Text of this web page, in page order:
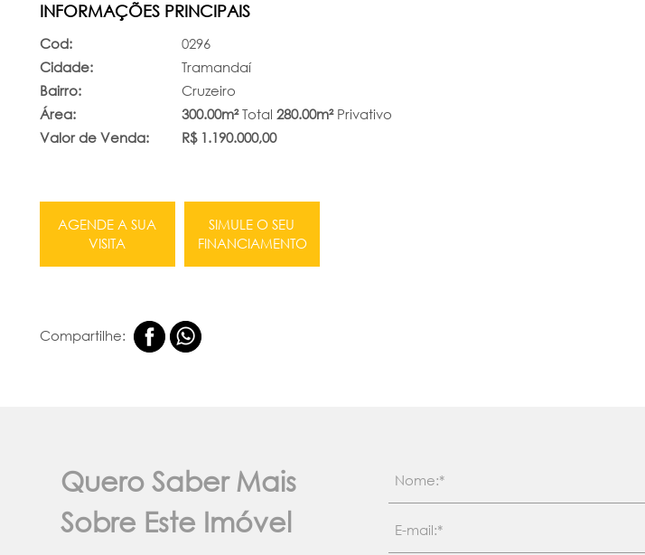
INFORMAÇÕES PRINCIPAIS
Cod:
0296
Cidade:
Tramandaí
Bairro:
Cruzeiro
Área:
300.00m²Total 280.00m²Privativo
Valor de Venda:
R$ 1.190.000,00
AGENDE A SUA
VISITA
SIMULE O SEU
FINANCIAMENTO
Compartilhe:
Quero Saber Mais
Sobre Este Imóvel